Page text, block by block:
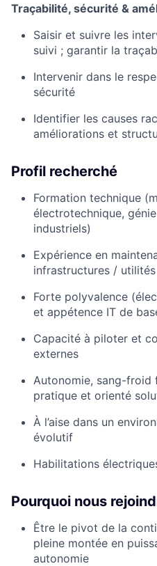
Traçabilité, sécurité &
Saisir et suivre les
suivi ; garantir la
Intervenir dans le
sécurité
Identifier les causes
améliorations et
Profil recherché
Formation technique
électrotechnique,
industriels)
Expérience en
infrastructures / utilités
Forte polyvalence
et appétence IT de
Capacité à piloter et
externes
Autonomie, sang-froid
pratique et orienté
À l’aise dans un
évolutif
Habilitations
Pourquoi nous
Être le pivot de la
pleine montée en
autonomie